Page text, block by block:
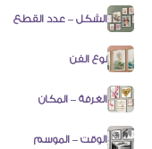
الشكل – عدد القطع
نوع الفن
الغرفة – المكان
الوقت – الموسم